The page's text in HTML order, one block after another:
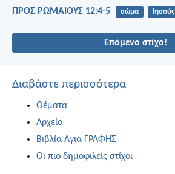
ΠΡΟΣ ΡΩΜΑΙΟΥΣ 12:4-5 σώμα Ιησούς
Επόμενο στίχο!
Διαβάστε περισσότερα
Θέματα
Αρχείο
Βιβλία Αγια ΓΡΑΦΗΣ
Οι πιο δημοφιλείς στίχοι